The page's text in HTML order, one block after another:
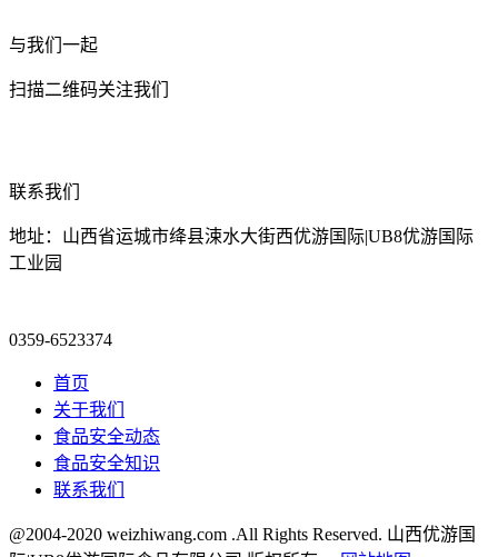
与我们一起
扫描二维码关注我们
联系我们
地址：山西省运城市绛县涑水大街西优游国际|UB8优游国际
工业园
0359-6523374
首页
关于我们
食品安全动态
食品安全知识
联系我们
@2004-2020 weizhiwang.com .All Rights Reserved. 山西优游国